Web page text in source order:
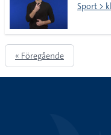
Sport >
« Föregående